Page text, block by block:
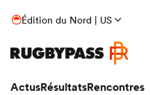
Édition du Nord | US
ActusRésultatsRencontres